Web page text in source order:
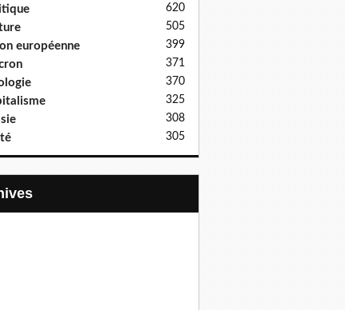
620
505
européenne 399
371
370
325
308
305